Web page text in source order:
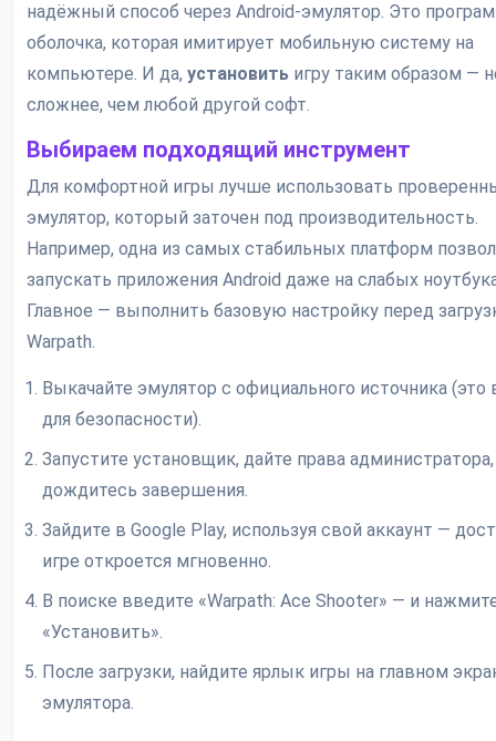
надёжный способ через Android-эмулятор. Это
оболочка, которая имитирует мобильную систему на
компьютере. И да, установить игру таким образом —
сложнее, чем любой другой софт.
Выбираем подходящий инструмент
Для комфортной игры лучше использовать
эмулятор, который заточен под производительность.
Например, одна из самых стабильных платформ
запускать приложения Android даже на слабых
Главное — выполнить базовую настройку перед
Warpath.
Выкачайте эмулятор с официального источника (это
для безопасности).
Запустите установщик, дайте права администратора,
дождитесь завершения.
Зайдите в Google Play, используя свой аккаунт —
игре откроется мгновенно.
В поиске введите «Warpath: Ace Shooter» — и
«Установить».
После загрузки, найдите ярлык игры на главном
эмулятора.